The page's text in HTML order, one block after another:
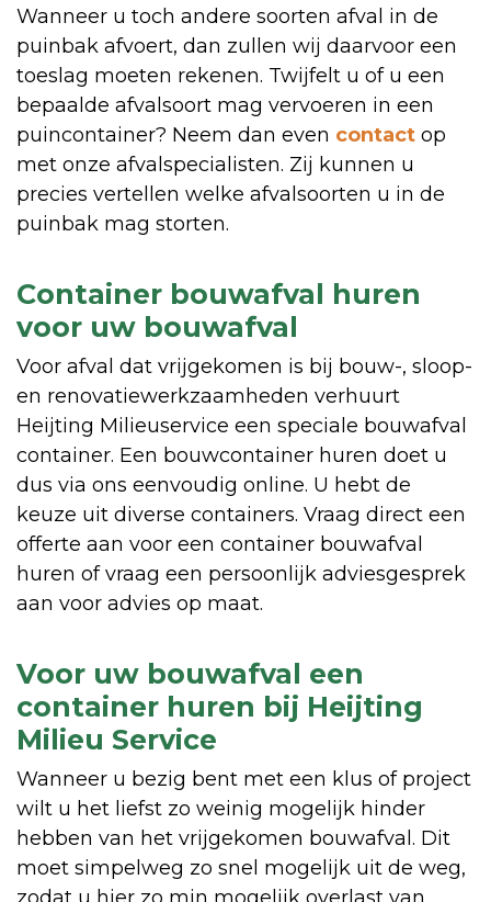
Wanneer u toch andere soorten afval in de
puinbak afvoert, dan zullen wij daarvoor een
toeslag moeten rekenen. Twijfelt u of u een
bepaalde afvalsoort mag vervoeren in een
puincontainer? Neem dan even contact op
met onze afvalspecialisten. Zij kunnen u
precies vertellen welke afvalsoorten u in de
puinbak mag storten.
Container bouwafval huren
voor uw bouwafval
Voor afval dat vrijgekomen is bij bouw-, sloop-
en renovatiewerkzaamheden verhuurt
Heijting Milieuservice een speciale bouwafval
container. Een bouwcontainer huren doet u
dus via ons eenvoudig online. U hebt de
keuze uit diverse containers. Vraag direct een
offerte aan voor een container bouwafval
huren of vraag een persoonlijk adviesgesprek
aan voor advies op maat.
Voor uw bouwafval een
container huren bij Heijting
Milieu Service
Wanneer u bezig bent met een klus of project
wilt u het liefst zo weinig mogelijk hinder
hebben van het vrijgekomen bouwafval. Dit
moet simpelweg zo snel mogelijk uit de weg,